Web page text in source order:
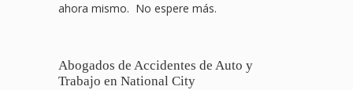
ahora mismo. No espere más.
Abogados de Accidentes de Auto y
Trabajo en National City